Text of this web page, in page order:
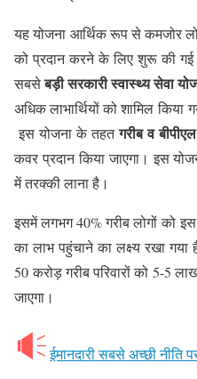
यह योजना आर्थिक रूप से कमजोर
को प्रदान करने के लिए शुरू की गई
सबसेबड़ी सरकारी स्वास्थ्य सेवा
अधिक लाभार्थियों को शामिल किया
इस योजना के तहतगरीब व
कवर प्रदान किया जाएगा। इस
में तरक्की लाना है।
इसमें लगभग 40% गरीब लोगों को
का लाभ पहुंचाने का लक्ष्य रखा
50 करोड़ गरीब परिवारों को 5-5
जाएगा।
ईमानदारी सबसे अच्छी नीति